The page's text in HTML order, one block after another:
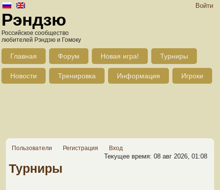
Войти
Рэндзю
Российское сообщество
любителей Рэндзю и Гомоку
Главная Форум Новая игра! Турниры
Новости Тренировка Информация Игроки
Пользователи Регистрация Вход
Текущее время: 08 авг 2026, 01:08
Турниры